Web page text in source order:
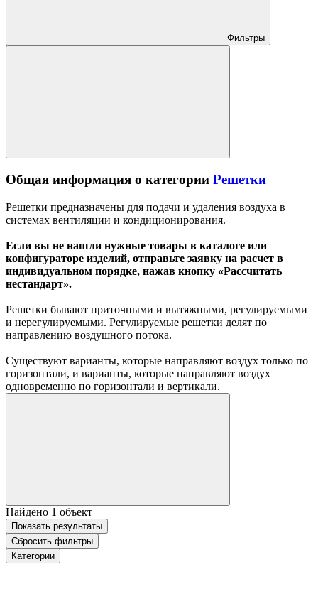
Фильтры
Общая информация о категории Решетки
Решетки предназначены для подачи и удаления воздуха в
системах вентиляции и кондиционирования.
Если вы не нашли нужные товары в каталоге или
конфигураторе изделий, отправьте заявку на расчет в
индивидуальном порядке, нажав кнопку «Рассчитать
нестандарт».
Решетки бывают приточными и вытяжными, регулируемыми
и нерегулируемыми. Регулируемые решетки делят по
направлению воздушного потока.
Существуют варианты, которые направляют воздух только по
горизонтали, и варианты, которые направляют воздух
одновременно по горизонтали и вертикали.
Найдено 1 объект
Показать результаты
Сбросить фильтры
Категории